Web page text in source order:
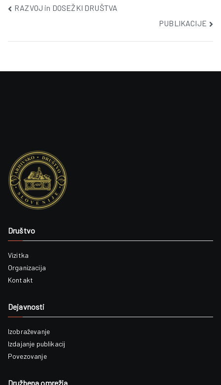
Post
RAZVOJ in DOSEŽKI DRUŠTVA
PUBLIKACIJE
Društvo
Vizitka
Organizacija
Kontakt
Dejavnosti
Izobraževanje
Izdajanje publikacij
Povezovanje
Družbena omrežja